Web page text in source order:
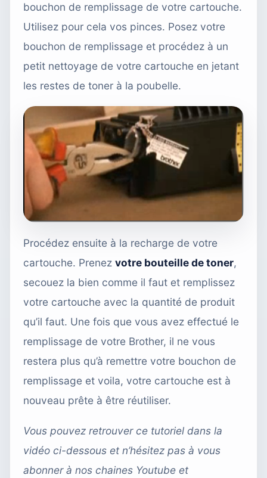
bouchon de remplissage de votre cartouche.
Utilisez pour cela vos pinces. Posez votre
bouchon de remplissage et procédez à un
petit nettoyage de votre cartouche en jetant
les restes de toner à la poubelle.
Procédez ensuite à la recharge de votre
cartouche. Prenez votre bouteille de toner,
secouez la bien comme il faut et remplissez
votre cartouche avec la quantité de produit
qu’il faut. Une fois que vous avez effectué le
remplissage de votre Brother, il ne vous
restera plus qu’à remettre votre bouchon de
remplissage et voila, votre cartouche est à
nouveau prête à être réutiliser.
Vous pouvez retrouver ce tutoriel dans la
vidéo ci-dessous et n’hésitez pas à vous
abonner à nos chaines Youtube et